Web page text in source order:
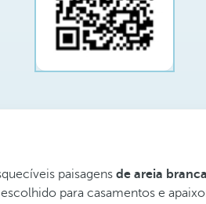
paisagens de areia
para casamentos e